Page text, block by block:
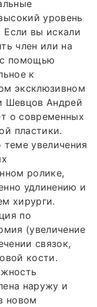
уровень
вы искали
член или на
с помощью
к
эксклюзивном
Шевцов Андрей
о современных
пластики.
увеличения
ролике,
удлинению и
хирурги.
по
(увеличение
связок,
кости.
наружу и
новом